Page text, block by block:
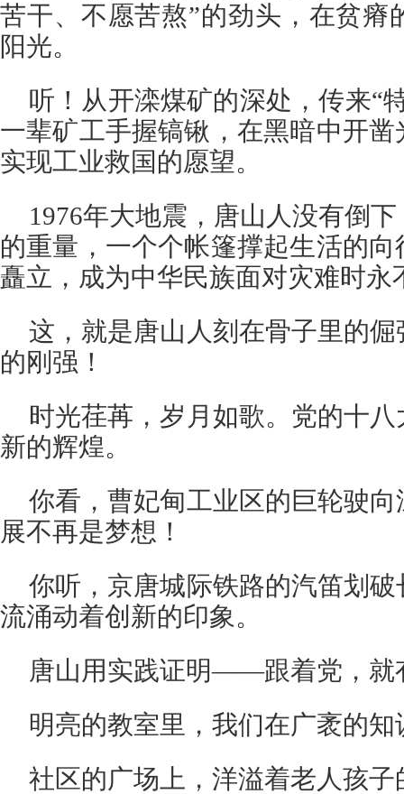
苦干、不愿苦熬”的劲头，在贫瘠
阳光。
听！从开滦煤矿的深处，传来“
一辈矿工手握镐锹，在黑暗中开
实现工业救国的愿望。
1976年大地震，唐山人没有倒
的重量，一个个帐篷撑起生活的
矗立，成为中华民族面对灾难时永
这，就是唐山人刻在骨子里的
的刚强！
时光荏苒，岁月如歌。党的十
新的辉煌。
你看，曹妃甸工业区的巨轮驶
展不再是梦想！
你听，京唐城际铁路的汽笛划
流涌动着创新的印象。
唐山用实践证明——跟着党，就
明亮的教室里，我们在广袤的知
社区的广场上，洋溢着老人孩子